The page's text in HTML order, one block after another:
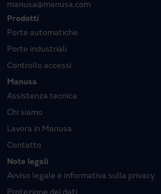
manusa@manusa.com
Prodotti
Porte automatiche
Porte industriali
Controllo accessi
Manusa
Assistenza tecnica
Chi siamo
Lavora in Manusa
Contatto
Note legali
Avviso legale e informativa sulla privacy